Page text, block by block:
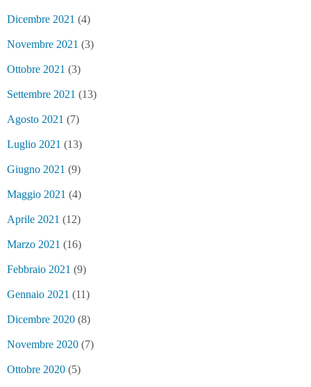
Dicembre 2021 (4)
Novembre 2021 (3)
Ottobre 2021 (3)
Settembre 2021 (13)
Agosto 2021 (7)
Luglio 2021 (13)
Giugno 2021 (9)
Maggio 2021 (4)
Aprile 2021 (12)
Marzo 2021 (16)
Febbraio 2021 (9)
Gennaio 2021 (11)
Dicembre 2020 (8)
Novembre 2020 (7)
Ottobre 2020 (5)